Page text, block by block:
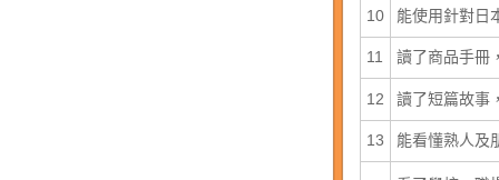
10 能使用針對日
11 讀了商品手冊
12 讀了短篇故事
13 能看懂熟人及